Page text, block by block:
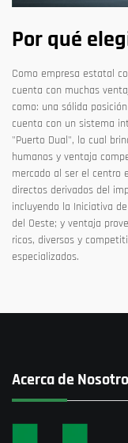
Por qué
Como empresa estatal
cuenta con muchas
como: una sólida
cuenta con un sistema
"Puerto Dual", lo cual
humanos y ventaja
mercado al ser el centro
directos derivados del
incluyendo la Iniciativa
del Oeste; y ventaja
ricos, diversos y
especializados.
Acerca de